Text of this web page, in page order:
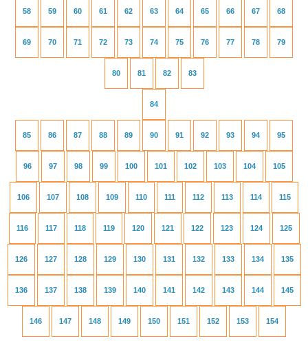
58 59 60 61 62 63 64 65 66 67 68
69 70 71 72 73 74 75 76 77 78 79
80 81 82 83
84
85 86 87 88 89 90 91 92 93 94 95
96 97 98 99 100 101 102 103 104 105
106 107 108 109 110 111 112 113 114 115
116 117 118 119 120 121 122 123 124 125
126 127 128 129 130 131 132 133 134 135
136 137 138 139 140 141 142 143 144 145
146 147 148 149 150 151 152 153 154